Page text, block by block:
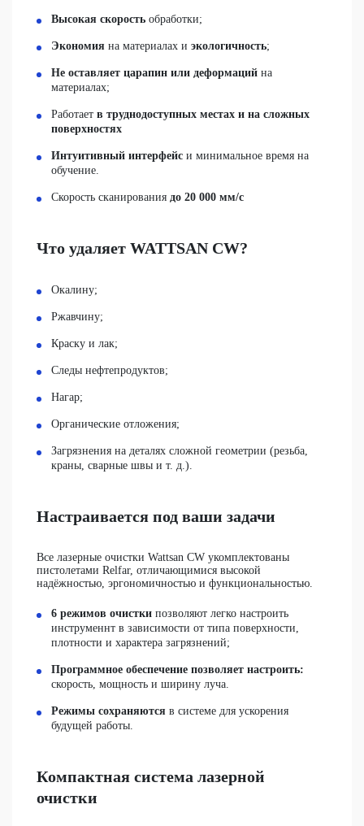
Высокая скорость обработки;
Экономия на материалах и экологичность;
Не оставляет царапин или деформаций на
материалах;
Работает в труднодоступных местах и на сложных
поверхностях
Интуитивный интерфейс и минимальное время на
обучение.
Скорость сканирования до 20 000 мм/с
Что удаляет WATTSAN CW?
Окалину;
Ржавчину;
Краску и лак;
Следы нефтепродуктов;
Нагар;
Органические отложения;
Загрязнения на деталях сложной геометрии (резьба,
краны, сварные швы и т. д.).
Настраивается под ваши задачи
Все лазерные очистки Wattsan CW укомплектованы
пистолетами Relfar, отличающимися высокой
надёжностью, эргономичностью и функциональностью.
6 режимов очистки позволяют легко настроить
инструменнт в зависимости от типа поверхности,
плотности и характера загрязнений;
Программное обеспечение позволяет настроить:
скорость, мощность и ширину луча.
Режимы сохраняются в системе для ускорения
будущей работы.
Компактная система лазерной
очистки